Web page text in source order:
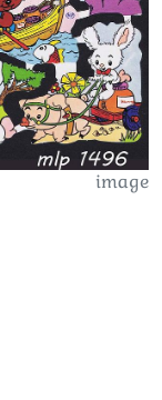
image